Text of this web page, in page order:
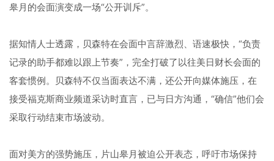
皋月的会面演变成一场“公开训斥”。
据知情人士透露，贝森特在会面中言辞激烈、语速极快，“负责
记录的助手都难以跟上节奏”，完全打破了以往美日财长会面的
客套惯例。贝森特不仅当面表达不满，还公开向媒体施压，在
接受福克斯商业频道采访时直言，已与日方沟通，“确信”他们会
采取行动结束市场波动。
面对美方的强势施压，片山皋月被迫公开表态，呼吁市场保持